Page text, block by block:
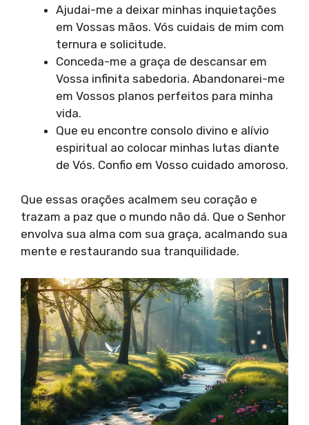
Ajudai-me a deixar minhas inquietações
em Vossas mãos. Vós cuidais de mim com
ternura e solicitude.
Conceda-me a graça de descansar em
Vossa infinita sabedoria. Abandonarei-me
em Vossos planos perfeitos para minha
vida.
Que eu encontre consolo divino e alívio
espiritual ao colocar minhas lutas diante
de Vós. Confio em Vosso cuidado amoroso.
Que essas orações acalmem seu coração e
trazam a paz que o mundo não dá. Que o Senhor
envolva sua alma com sua graça, acalmando sua
mente e restaurando sua tranquilidade.